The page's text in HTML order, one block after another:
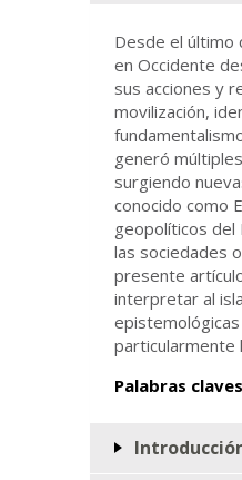
Desde el último
en Occidente
sus acciones y
movilización,
generó
surgiendo
conocido como
geopolíticos del
las sociedades
presente
interpretar al
particularmente
Palabras